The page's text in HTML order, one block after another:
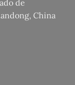
de
China